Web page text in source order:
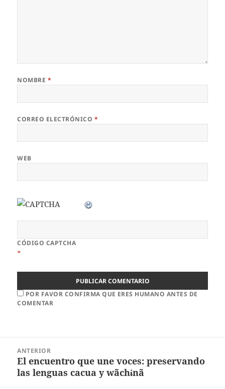
NOMBRE *
CORREO ELECTRÓNICO *
WEB
CÓDIGO CAPTCHA
*
POR FAVOR CONFIRMA QUE ERES HUMANO ANTES DE
COMENTAR
ANTERIOR
El encuentro que une voces: preservando
las lenguas cacua y wãchɨnã